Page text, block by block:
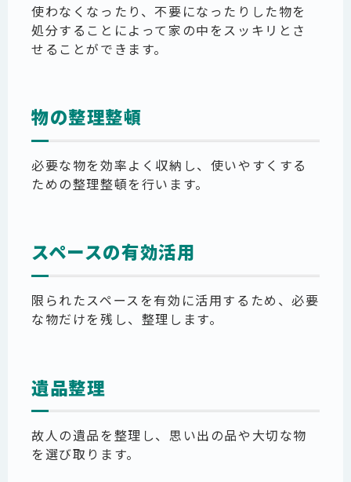
使わなくなったり、不要になったりした物を
処分することによって家の中をスッキリとさ
せることができます。
物の整理整頓
必要な物を効率よく収納し、使いやすくする
ための整理整頓を行います。
スペースの有効活用
限られたスペースを有効に活用するため、必要
な物だけを残し、整理します。
遺品整理
故人の遺品を整理し、思い出の品や大切な物
を選び取ります。